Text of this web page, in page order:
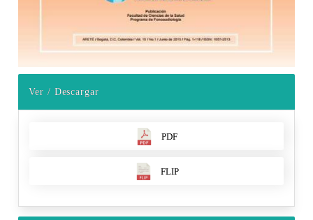
Ver / Descargar
PDF
FLIP